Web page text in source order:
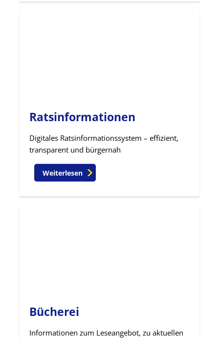
Ratsinformationen
Digitales Ratsinformationssystem – effizient,
transparent und bürgernah
Weiterlesen
Bücherei
Informationen zum Leseangebot, zu aktuellen